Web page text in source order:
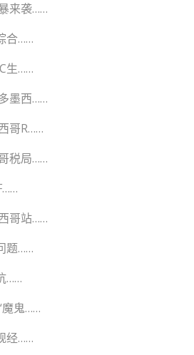
来袭……
合……
生……
墨西……
哥R……
税局……
哥站……
题……
……
魔鬼……
经……